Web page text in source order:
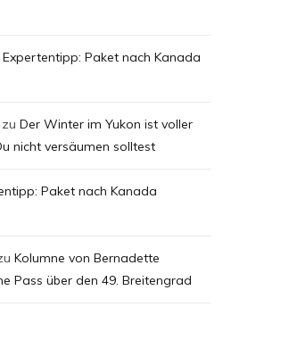
Expertentipp: Paket nach Kanada
Der Winter im Yukon ist voller
nicht versäumen solltest
Paket nach Kanada
Kolumne von Bernadette
Pass über den 49. Breitengrad